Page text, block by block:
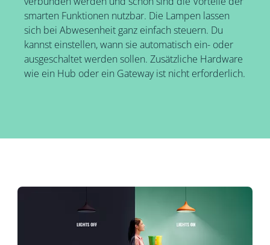
smarten Funktionen nutzbar. Die Lampen lassen
sich bei Abwesenheit ganz einfach steuern. Du
kannst einstellen, wann sie automatisch ein- oder
ausgeschaltet werden sollen. Zusätzliche Hardware
wie ein Hub oder ein Gateway ist nicht erforderlich.